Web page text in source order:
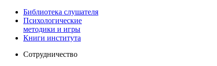
Библиотека слушателя
Психологические
методики и игры
Книги института
Сотрудничество